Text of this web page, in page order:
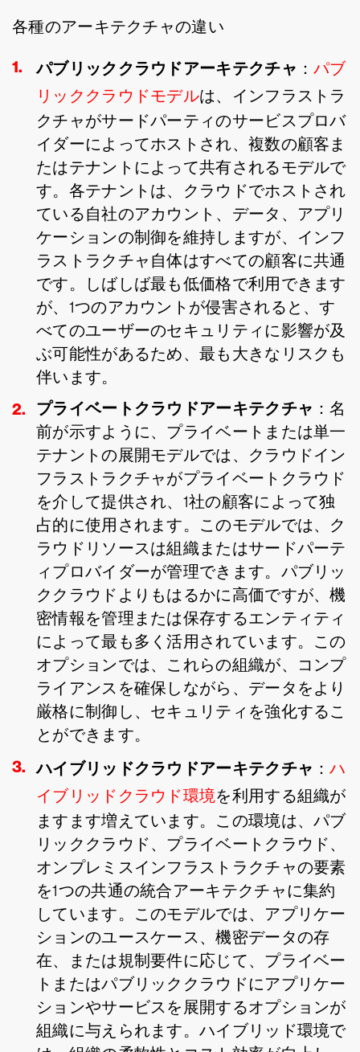
各種のアーキテクチャの違い
パブリッククラウドアーキテクチャ ：パブ
リッククラウドモデルは、インフラストラ
クチャがサードパーティのサービスプロバ
イダーによってホストされ、複数の顧客ま
たはテナントによって共有されるモデルで
す。各テナントは、クラウドでホストされ
ている自社のアカウント、データ、アプリ
ケーションの制御を維持しますが、インフ
ラストラクチャ自体はすべての顧客に共通
です。しばしば最も低価格で利用できます
が、1つのアカウントが侵害されると、す
べてのユーザーのセキュリティに影響が及
ぶ可能性があるため、最も大きなリスクも
伴います。
プライベートクラウドアーキテクチャ ：名
前が示すように、プライベートまたは単一
テナントの展開モデルでは、クラウドイン
フラストラクチャがプライベートクラウド
を介して提供され、1社の顧客によって独
占的に使用されます。このモデルでは、ク
ラウドリソースは組織またはサードパーテ
ィプロバイダーが管理できます。パブリッ
ククラウドよりもはるかに高価ですが、機
密情報を管理または保存するエンティティ
によって最も多く活用されています。この
オプションでは、これらの組織が、コンプ
ライアンスを確保しながら、データをより
厳格に制御し、セキュリティを強化するこ
とができます。
ハイブリッドクラウドアーキテクチャ ：ハ
イブリッドクラウド環境を利用する組織が
ますます増えています。この環境は、パブ
リッククラウド、プライベートクラウド、
オンプレミスインフラストラクチャの要素
を1つの共通の統合アーキテクチャに集約
しています。このモデルでは、アプリケー
ションのユースケース、機密データの存
在、または規制要件に応じて、プライベー
トまたはパブリッククラウドにアプリケー
ションやサービスを展開するオプションが
組織に与えられます。ハイブリッド環境で